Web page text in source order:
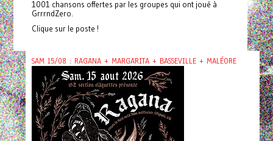
1001 chansons offertes par les groupes qui ont joué à
GrrrndZero.
Clique sur le poste !
SAM 15/08 : RAGANA + MARGARITA + BASSEVILLE + MALÉORE